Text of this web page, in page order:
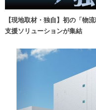
【現地取材・独自】初の「物
支援ソリューションが集結